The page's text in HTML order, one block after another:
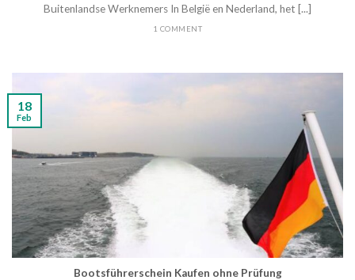
Buitenlandse Werknemers In België en Nederland, het [...]
1 COMMENT
Bootsführerschein Kaufen ohne Prüfung
18
Feb